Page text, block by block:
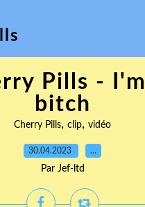
Pills -
bitch
Cherry Pills, clip, vidéo
30.04.2023 …
Par Jef-ltd